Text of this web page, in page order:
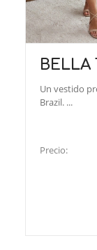
BELLA
Un vestido
Brazil. ...
Precio: